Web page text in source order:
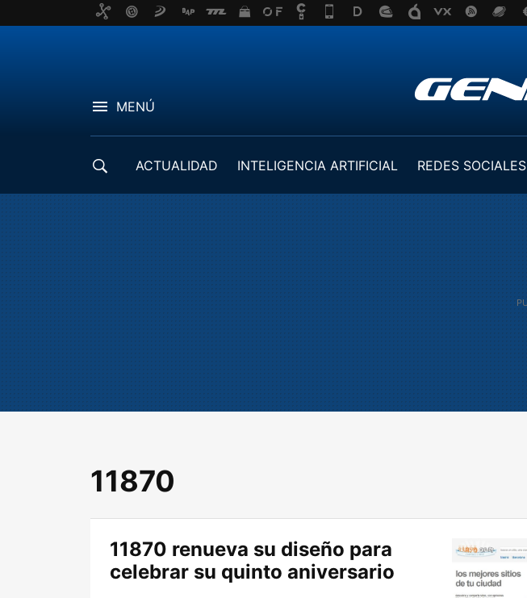
MENÚ
ACTUALIDAD INTELIGENCIA ARTIFICIAL REDES SOCIALES
11870
11870 renueva su diseño para
celebrar su quinto aniversario